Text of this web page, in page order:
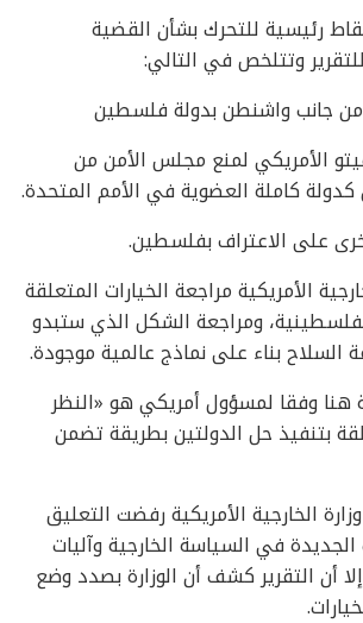
وضعت 3 نقاط رئيسية للتحرك بشأن القضية
وتتلخص في التالي:
من جانب واشنطن بدولة فلسطين
الأمريكي لمنع مجلس الأمن من
كاملة العضوية في الأمم المتحدة.
على الاعتراف بفلسطين.
الأمريكية مراجعة الخيارات المتعلقة
ومراجعة الشكل الذي ستبدو
السلاح بناء على نماذج عالمية موجودة.
هنا وفقا لمسؤول أمريكي هو «النظر
بتنفيذ حل الدولتين بطريقة تضمن
الخارجية الأمريكية رفضت التعليق
في السياسة الخارجية وآليات
أن التقرير كشف أن الوزارة بصدد وضع